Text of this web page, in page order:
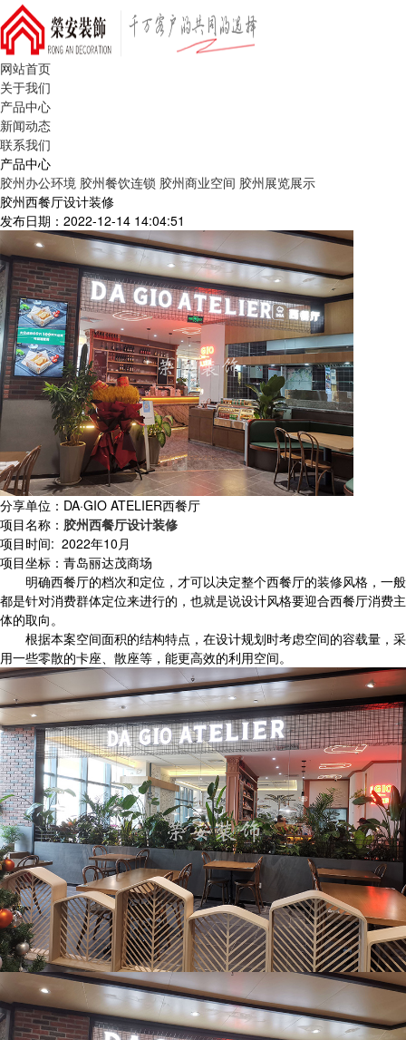
网站首页
关于我们
产品中心
新闻动态
联系我们
产品中心
胶州办公环境 胶州餐饮连锁 胶州商业空间 胶州展览展示
胶州西餐厅设计装修
发布日期：2022-12-14 14:04:51
分享单位：DA·GIO ATELIER西餐厅
项目名称： 胶州西餐厅设计装修
项目时间: 2022年10月
项目坐标：青岛丽达茂商场
明确西餐厅的档次和定位，才可以决定整个西餐厅的装修风格，一般
都是针对消费群体定位来进行的，也就是说设计风格要迎合西餐厅消费主
体的取向。
根据本案空间面积的结构特点，在设计规划时考虑空间的容载量，采
用一些零散的卡座、散座等，能更高效的利用空间。